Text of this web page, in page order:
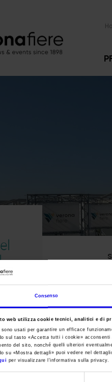
Consenso
web utilizza cookie tecnici, analitici e di
sono usati per garantire un efficace
sul tasto «Accetta tutti i cookie» acconsenti
del sito, nonché quelli ulteriori
su «Mostra dettagli» puoi vedere nel
per visualizzare l'informativa sulla privacy.